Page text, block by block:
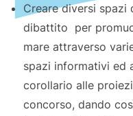
Creare diversi
dibattito per
mare attraverso
spazi informativi ed
corollario alle
concorso, dando